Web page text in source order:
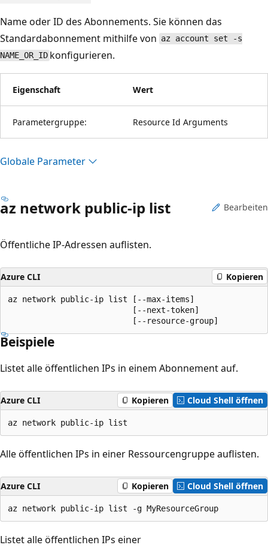
Name oder ID des Abonnements. Sie können das
Standardabonnement mithilfe von az account set -s
NAME_OR_ID konfigurieren.
Eigenschaft Wert
Parametergruppe: Resource Id Arguments
Globale Parameter
az network public-ip list Bearbeiten
Öffentliche IP-Adressen auflisten.
Azure CLI Kopieren
az network public-ip list [--max-items]
                          [--next-token]
                          [--resource-group]
Beispiele
Listet alle öffentlichen IPs in einem Abonnement auf.
Azure CLI Kopieren Cloud Shell öffnen
az network public-ip list
Alle öffentlichen IPs in einer Ressourcengruppe auflisten.
Azure CLI Kopieren Cloud Shell öffnen
az network public-ip list -g MyResourceGroup
Listet alle öffentlichen IPs einer